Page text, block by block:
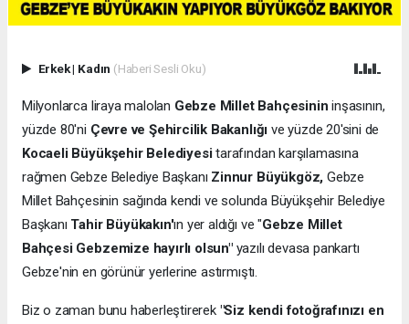
Erkek| Kadın (Haberi Sesli Oku)
Milyonlarca liraya malolan Gebze Millet Bahçesinin inşasının,
yüzde 80'ni Çevre ve Şehircilik Bakanlığı ve yüzde 20'sini de
Kocaeli Büyükşehir Belediyesitarafından karşılamasına
rağmen Gebze Belediye Başkanı Zinnur Büyükgöz, Gebze
Millet Bahçesinin sağında kendi ve solunda Büyükşehir Belediye
Başkanı Tahir Büyükakın'ın yer aldığı ve "Gebze Millet
Bahçesi Gebzemize hayırlı olsun"yazılı devasa pankartı
Gebze'nin en görünür yerlerine astırmıştı.
Biz o zaman bunu haberleştirerek "Siz kendi fotoğrafınızı en